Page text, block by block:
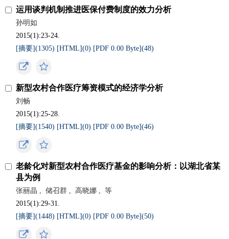
运用谈判机制推进医保付费制度的效力分析
孙明如
2015(1):23-24.
[摘要](1305) [HTML](0) [PDF 0.00 Byte](48)
新型农村合作医疗筹资模式的经济学分析
刘畅
2015(1):25-28.
[摘要](1540) [HTML](0) [PDF 0.00 Byte](46)
老龄化对新型农村合作医疗基金的影响分析：以湖北省某
县为例
张丽晶 , 储召群 , 高晓娜 ,
等
2015(1):29-31.
[摘要](1448) [HTML](0) [PDF 0.00 Byte](50)